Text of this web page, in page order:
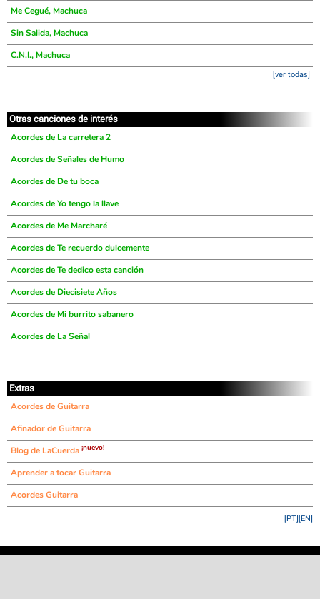
Me Cegué, Machuca
Sin Salida, Machuca
C.N.I., Machuca
[ver todas]
Otras canciones de interés
Acordes de La carretera 2
Acordes de Señales de Humo
Acordes de De tu boca
Acordes de Yo tengo la llave
Acordes de Me Marcharé
Acordes de Te recuerdo dulcemente
Acordes de Te dedico esta canción
Acordes de Diecisiete Años
Acordes de Mi burrito sabanero
Acordes de La Señal
Extras
Acordes de Guitarra
Afinador de Guitarra
Blog de LaCuerda ¡nuevo!
Aprender a tocar Guitarra
Acordes Guitarra
[EN]
[PT]